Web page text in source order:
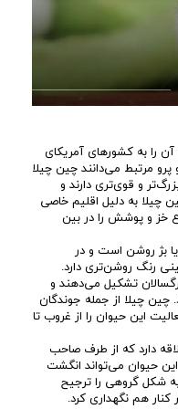
را به کشورهای آمریکای
مرتبط می‌دانند چین چیلا
و قوی‌تری دارند و
کنند. چین چیلا به دلیل اقلیم خاصی
خز و پوشش را در بین
بژ روشن است و در
رنگ روشن‌تری دارد.
تشکیل می‌دهند و
چیلا از جمله جوندگان
این حیوان را از غروب تا
دارد که از طرف صاحب
حیوان می‌تواند انگشت
شکل گروهی را ترجیح
هم نگهداری کرد.